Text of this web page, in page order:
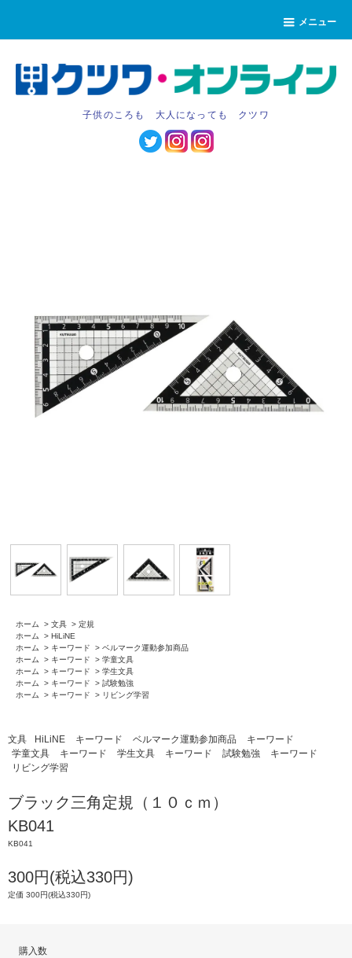
メニュー
子供のころも 大人になっても クツワ
ホーム > 文具 > 定規
ホーム
> HiLiNE
ホーム
> キーワード > ベルマーク運動参加商品
ホーム
> キーワード > 学童文具
ホーム
> キーワード > 学生文具
ホーム
> キーワード > 試験勉強
ホーム
> キーワード > リビング学習
文具 HiLiNE キーワード ベルマーク運動参加商品
キーワード
学童文具
キーワード 学生文具 キーワード 試験勉強
キーワード
リビング学習
ブラック三角定規（１０ｃｍ）
KB041
KB041
300円(税込330円)
定価 300円(税込330円)
購入数